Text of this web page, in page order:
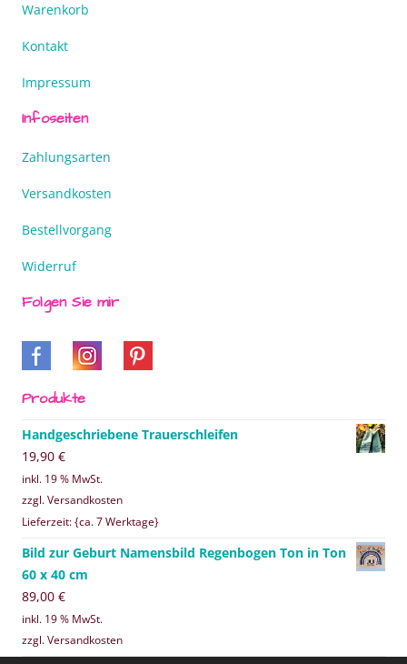
Warenkorb
Kontakt
Impressum
Infoseiten
Zahlungsarten
Versandkosten
Bestellvorgang
Widerruf
Folgen Sie mir
Produkte
Handgeschriebene Trauerschleifen
19,90 €
inkl. 19 % MwSt.
zzgl. Versandkosten
Lieferzeit: {ca. 7 Werktage}
Bild zur Geburt Namensbild Regenbogen Ton in Ton
60 x 40 cm
89,00 €
inkl. 19 % MwSt.
zzgl. Versandkosten